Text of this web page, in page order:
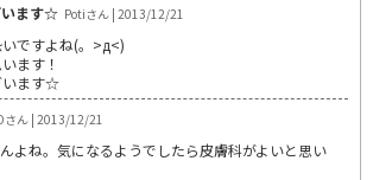
います☆ Potiさん | 2013/12/21
ですよね(。>д<)
ます！
います☆
さん | 2013/12/21
よね。気になるようでしたら皮膚科がよいと思い